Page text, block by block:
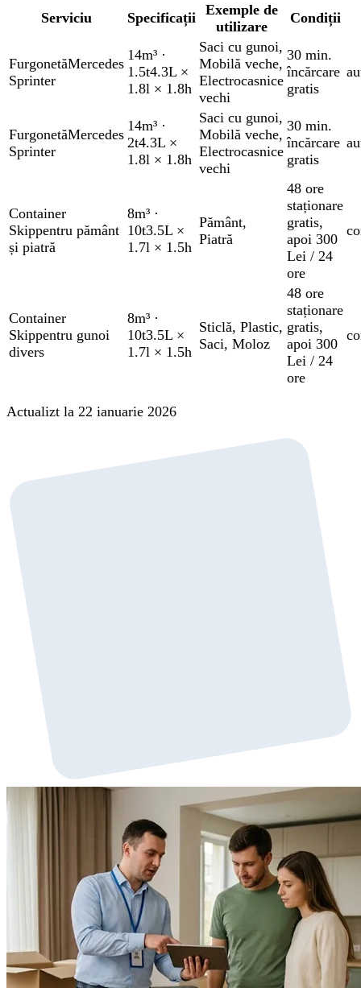
Serviciu Specificații
Exemple de
utilizare
Condiții
FurgonetăMercedes
Sprinter
14m³ ·
1.5t4.3L ×
1.8l × 1.8h
Saci cu gunoi,
Mobilă veche,
Electrocasnice
vechi
30 min.
încărcare
gratis
FurgonetăMercedes
Sprinter
14m³ ·
2t4.3L ×
1.8l × 1.8h
Saci cu gunoi,
Mobilă veche,
Electrocasnice
vechi
30 min.
încărcare
gratis
Container
Skippentru pământ
și piatră
8m³ ·
10t3.5L ×
1.7l × 1.5h
Pământ,
Piatră
48 ore
staționare
gratis,
apoi 300
Lei / 24
ore
Container
Skippentru gunoi
divers
8m³ ·
10t3.5L ×
1.7l × 1.5h
Sticlă, Plastic,
Saci, Moloz
48 ore
staționare
gratis,
apoi 300
Lei / 24
ore
Actualizt la 22 ianuarie 2026